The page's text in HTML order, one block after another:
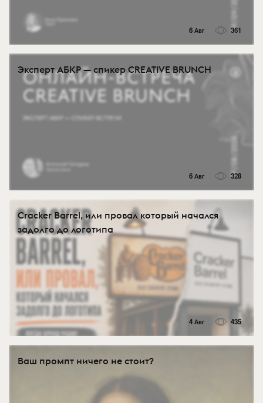
6 Авг 361
Эксперт АБКР — спикер CREATIVE BRUNCH
6 Авг 328
Cracker Barrel, или провал который начался
задолго до логотипа
4 Авг 435
Ваш промпт ничего не стоит?